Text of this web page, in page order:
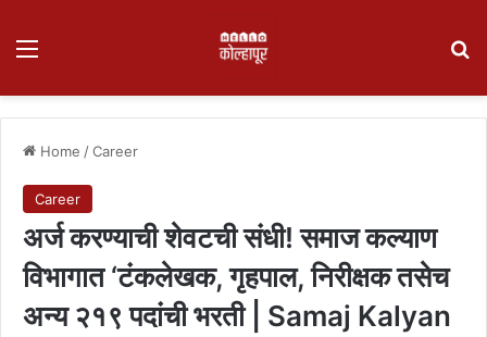
Menu
Home /Career
Career
अर्ज करण्याची शेवटची संधी! समाज कल्याण
विभागात ‘टंकलेखक, गृहपाल, निरीक्षक तसेच
अन्य २१९ पदांची भरती | Samaj Kalyan